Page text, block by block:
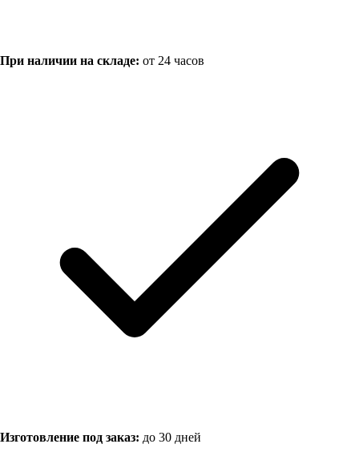
При наличии на складе: от 24 часов
Изготовление под заказ: до 30 дней